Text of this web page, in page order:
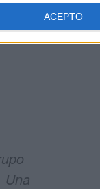
ACEPTO
de
Una